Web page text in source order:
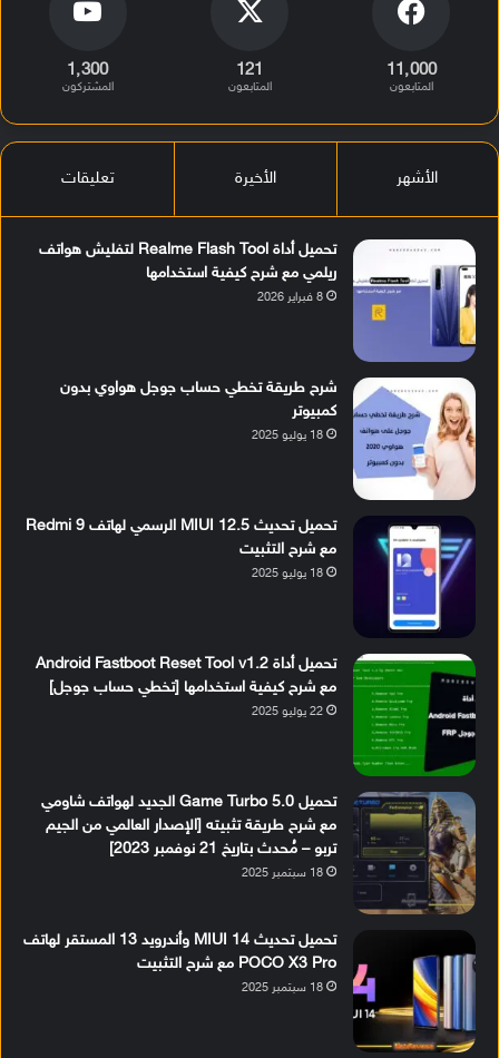
11٬000
المتابعون
121
المتابعون
1٬300
المشتركون
الأشهر الأخيرة تعليقات
تحميل أداة Realme Flash Tool لتفليش هواتف
ريلمي مع شرح كيفية استخدامها
8 فبراير 2026
شرح طريقة تخطي حساب جوجل هواوي بدون
كمبيوتر
18 يوليو 2025
تحميل تحديث MIUI 12.5 الرسمي لهاتف Redmi 9
مع شرح التثبيت
18 يوليو 2025
تحميل أداة Android Fastboot Reset Tool v1.2
مع شرح كيفية استخدامها [تخطي حساب جوجل]
22 يوليو 2025
تحميل Game Turbo 5.0 الجديد لهواتف شاومي
مع شرح طريقة تثبيته [الإصدار العالمي من الجيم
تربو – مُحدث بتاريخ 21 نوفمبر 2023]
18 سبتمبر 2025
تحميل تحديث MIUI 14 وأندرويد 13 المستقر لهاتف
POCO X3 Pro مع شرح التثبيت
18 سبتمبر 2025